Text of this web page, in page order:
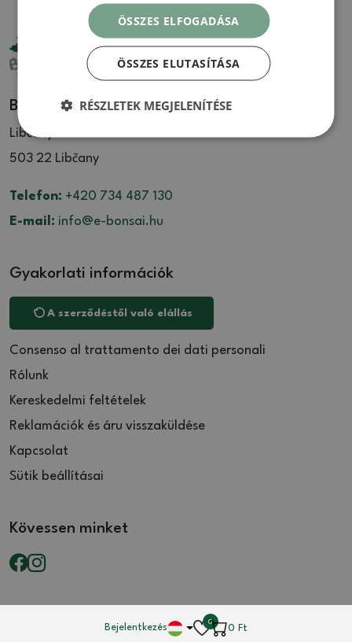
Bejelentkezés
0
0 Ft
Bonsai Központ Libčany
Libčany 137
503 22 Libčany
Telefon: +420 734 487 130
E-mail: info@e-bonsai.hu
Gyakorlati információk
A szerződéstől való elállás
Consenso al trattamento dei dati personali
Rólunk
Kereskedelmi feltételek
Reklamációk és áru visszaküldése
Kapcsolat
Sütik beállításai
Kövessen minket
ÖSSZES ELFOGADÁSA
ÖSSZES ELUTASÍTÁSA
RÉSZLETEK MEGJELENÍTÉSE